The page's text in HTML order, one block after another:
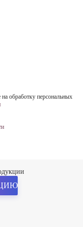
обработку персональных